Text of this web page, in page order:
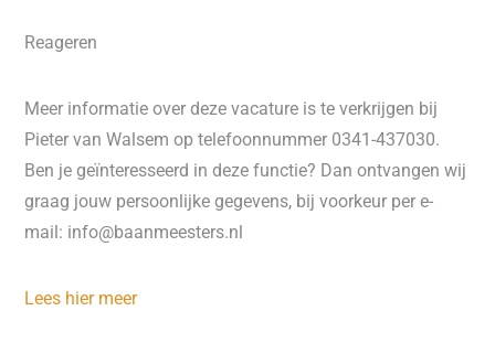
Reageren
Meer informatie over deze vacature is te verkrijgen bij
Pieter van Walsem op telefoonnummer 0341-437030.
Ben je geïnteresseerd in deze functie? Dan ontvangen wij
graag jouw persoonlijke gegevens, bij voorkeur per e-
mail: info@baanmeesters.nl
Lees hier meer